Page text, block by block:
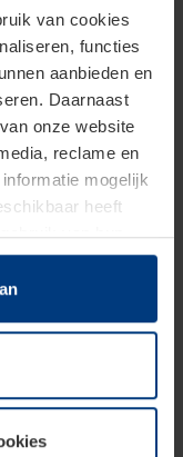
van cookies
functies
aanbieden en
Daarnaast
onze website
reclame en
mogelijk
heeft
van hun
op uw computer
Voor alle andere
Uw
de uitleg van de